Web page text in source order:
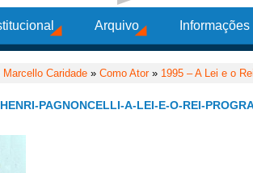
Arquivo
Marcello Caridade » Como Ator» 1995 – A Lei e o
PAGNONCELLI-A-LEI-E-O-REI-